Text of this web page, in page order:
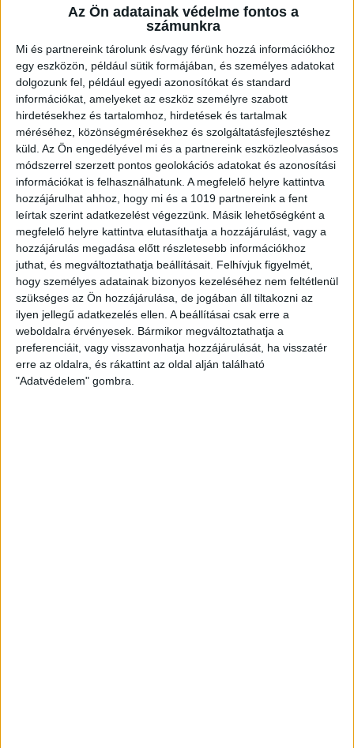
Az Ön adatainak védelme fontos a
számunkra
Mi és partnereink tárolunk és/vagy férünk hozzá információkhoz
egy eszközön, például sütik formájában, és személyes adatokat
dolgozunk fel, például egyedi azonosítókat és standard
információkat, amelyeket az eszköz személyre szabott
hirdetésekhez és tartalomhoz, hirdetések és tartalmak
méréséhez, közönségmérésekhez és szolgáltatásfejlesztéshez
küld. Az Ön engedélyével mi és a partnereink eszközleolvasásos
módszerrel szerzett pontos geolokációs adatokat és azonosítási
információkat is felhasználhatunk. A megfelelő helyre kattintva
hozzájárulhat ahhoz, hogy mi és a 1019 partnereink a fent
leírtak szerint adatkezelést végezzünk. Másik lehetőségként a
megfelelő helyre kattintva elutasíthatja a hozzájárulást, vagy a
hozzájárulás megadása előtt részletesebb információkhoz
juthat, és megváltoztathatja beállításait. Felhívjuk figyelmét,
hogy személyes adatainak bizonyos kezeléséhez nem feltétlenül
szükséges az Ön hozzájárulása, de jogában áll tiltakozni az
ilyen jellegű adatkezelés ellen. A beállításai csak erre a
weboldalra érvényesek. Bármikor megváltoztathatja a
preferenciáit, vagy visszavonhatja hozzájárulását, ha visszatér
erre az oldalra, és rákattint az oldal alján található
"Adatvédelem" gombra.
megvalósítani.
– Ez a felismerés hívta életre az épített örökség
védelmét szolgáló programunkat, amelynek
köszönhetően már gyönyörű épületek újulhattak meg
az elmúlt két évben a városközpontban – emelte ki.
Mint mondta, a Batthyány-Szent Anna utca sarkán
lévő társasház pont az építésének 100. évfordulóján